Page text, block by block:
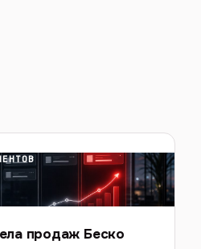
продаж Беско